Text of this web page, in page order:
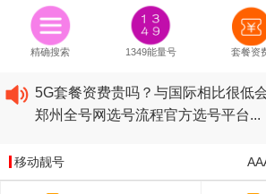
精确搜索 1349能量号 套餐资
2020​移动最新套餐资费...
2020​联通最新套餐资费...
5G套餐资费贵吗？与国际相比很低
郑州全号网选号流程官方选号平台...
2020​联通最新套餐资费...
2020​电信最新套餐资费...
移动靓号